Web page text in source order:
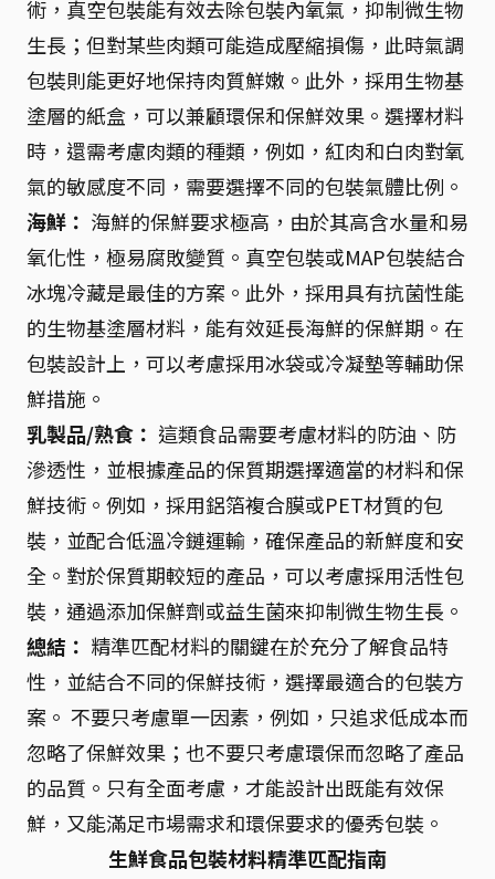
術，真空包裝能有效去除包裝內氧氣，抑制微生物
生長；但對某些肉類可能造成壓縮損傷，此時氣調
包裝則能更好地保持肉質鮮嫩。此外，採用生物基
塗層的紙盒，可以兼顧環保和保鮮效果。選擇材料
時，還需考慮肉類的種類，例如，紅肉和白肉對氧
氣的敏感度不同，需要選擇不同的包裝氣體比例。
海鮮： 海鮮的保鮮要求極高，由於其高含水量和易
氧化性，極易腐敗變質。真空包裝或MAP包裝結合
冰塊冷藏是最佳的方案。此外，採用具有抗菌性能
的生物基塗層材料，能有效延長海鮮的保鮮期。在
包裝設計上，可以考慮採用冰袋或冷凝墊等輔助保
鮮措施。
乳製品/熟食： 這類食品需要考慮材料的防油、防
滲透性，並根據產品的保質期選擇適當的材料和保
鮮技術。例如，採用鋁箔複合膜或PET材質的包
裝，並配合低溫冷鏈運輸，確保產品的新鮮度和安
全。對於保質期較短的產品，可以考慮採用活性包
裝，通過添加保鮮劑或益生菌來抑制微生物生長。
總結： 精準匹配材料的關鍵在於充分了解食品特
性，並結合不同的保鮮技術，選擇最適合的包裝方
案。 不要只考慮單一因素，例如，只追求低成本而
忽略了保鮮效果；也不要只考慮環保而忽略了產品
的品質。只有全面考慮，才能設計出既能有效保
鮮，又能滿足市場需求和環保要求的優秀包裝。
生鮮食品包裝材料精準匹配指南